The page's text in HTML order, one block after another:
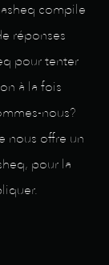
compile
réponses
pour tenter
à la fois
nous?
nous offre un
pour la